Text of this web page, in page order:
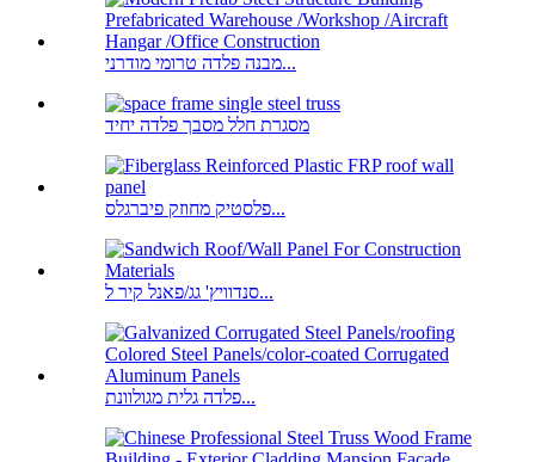
מבנה פלדה טרומי מודרני...
מסגרת חלל מסבך פלדה יחיד
פלסטיק מחוזק פיברגלס...
סנדוויץ' גג/פאנל קיר ל...
פלדה גלית מגולוונת...